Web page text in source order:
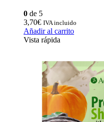
0 de 5
3,70€ IVA incluido
Añadir al carrito
Vista rápida